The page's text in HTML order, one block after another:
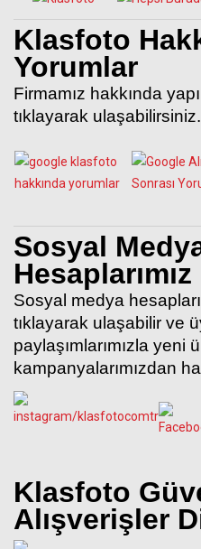
Klasfoto
Yorumlar
Firmamız hakkında
tıklayarak ulaşabilirsiniz.
Sosyal
Hesaplarımız
Sosyal medya
tıklayarak ulaşabilir ve
paylaşımlarımızla yeni
kampanyalarımızdan
Klasfoto
Alışverişler